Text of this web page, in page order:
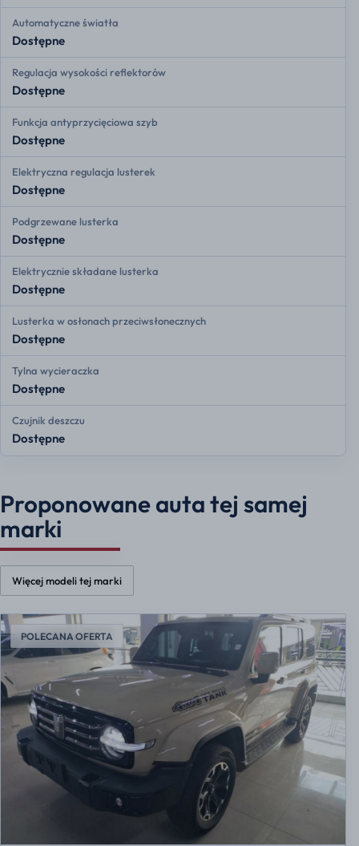
Automatyczne światła
Dostępne
Regulacja wysokości reflektorów
Dostępne
Funkcja antyprzycięciowa szyb
Dostępne
Elektryczna regulacja lusterek
Dostępne
Podgrzewane lusterka
Dostępne
Elektrycznie składane lusterka
Dostępne
Lusterka w osłonach przeciwsłonecznych
Dostępne
Tylna wycieraczka
Dostępne
Czujnik deszczu
Dostępne
Proponowane auta tej samej
marki
Więcej modeli tej marki
POLECANA OFERTA